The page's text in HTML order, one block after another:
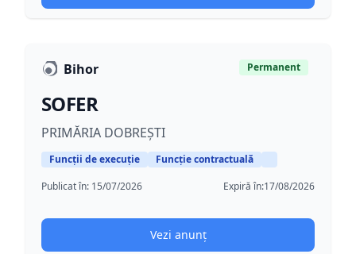
Bihor Permanent
SOFER
PRIMĂRIA DOBREȘTI
Funcții de execuție
Funcție contractuală
Publicat în: 15/07/2026 Expiră în:17/08/2026
Vezi anunț